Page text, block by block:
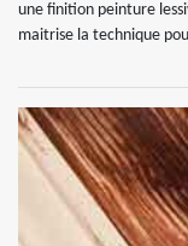
une finition peinture
maitrise la technique